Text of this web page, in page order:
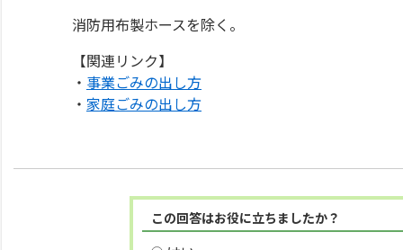
消防用布製ホースを除く。
【関連リンク】
・ 事業ごみの出し方
・ 家庭ごみの出し方
この回答はお役に立ちましたか？